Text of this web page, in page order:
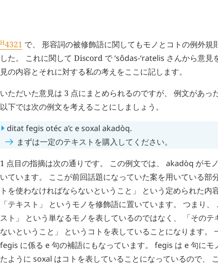
H4321 で、 形容詞の被修飾語に関してもモノとコトの例外規
した。 これに関して Discord でʻsôdas-ʻratelis さんから意見
見の内容とそれに対する私の考えをここに記します。
いただいた意見は 3 点にまとめられるのですが、 例文があっ
以下では次の例文を考えることにしましょう。
ditatfegis otéc a’c esoxal akadòq.
まずは一定のテキストを購入してください。
1 点目の指摘は次の通りです。 この例文では、 akadòq がモ
いています。 ここが前回話題になっていた案を用いている部
トを使わなければならないということ」 という定められた内
「テキスト」 というモノを修飾語に置いています。 つまり
スト」 という単なるモノを表しているのではなく、 「その
ないということ」 というコトを表していることになります。
fegis に係る e句の補語にもなっています。 fegis は e句にモ
たように soxal はコトを表していることになっているので、